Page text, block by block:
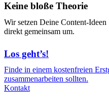
Keine bloße Theorie
Wir setzen Deine Content-Ideen
direkt gemeinsam um.
Los geht’s!
Finde in einem kostenfreien
zusammenarbeiten sollten.
Kontakt